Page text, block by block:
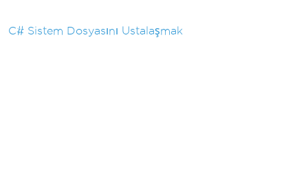
C# Sistem Dosyasını Ustalaşmak